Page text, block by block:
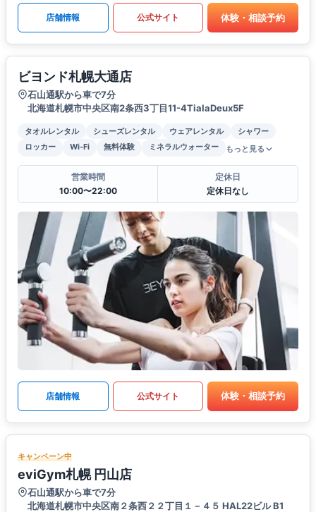
店舗情報 公式サイト 体験・相談予約
ビヨンド札幌大通店
石山通駅から車で7分
北海道札幌市中央区南2条西3丁目11-4TialaDeux5F
タオルレンタル シューズレンタル ウェアレンタル
シャワー
ロッカー
Wi-Fi 無料体験 ミネラルウォーター もっと見る
営業時間
10:00〜22:00
定休日
定休日なし
店舗情報 公式サイト 体験・相談予約
キャンペーン中
eviGym札幌 円山店
石山通駅から車で7分
北海道札幌市中央区南２条西２２丁目１－４５ HAL22ビル B1